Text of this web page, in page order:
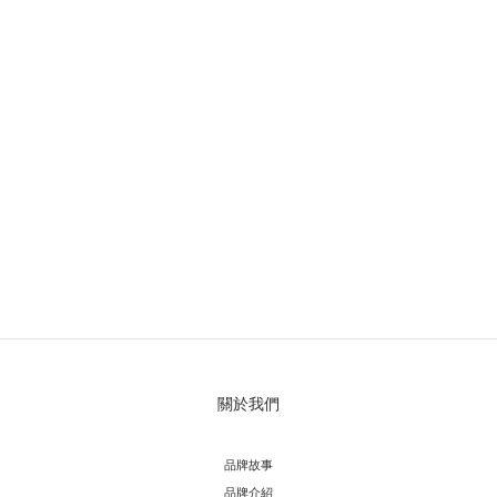
關於我們
品牌故事
品牌介紹